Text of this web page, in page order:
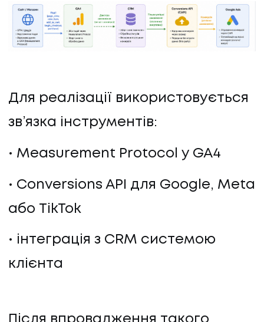
Для реалізації використовується
зв’язка інструментів:
Measurement Protocol у GA4
Conversions API для Google, Meta
або TikTok
інтеграція з CRM системою
клієнта
Після впровадження такого